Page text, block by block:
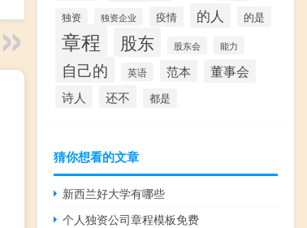
独资 独资企业 疫情 的人 的是
章程 股东 股东会 能力
自己的 英语 范本 董事会
诗人 还不 都是
猜你想看的文章
新西兰好大学有哪些
个人独资公司章程模板免费